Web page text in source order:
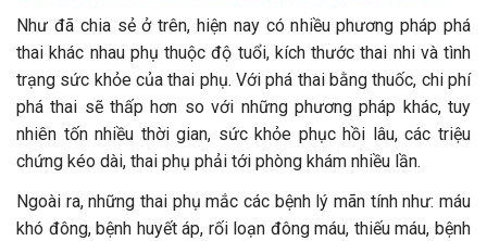
Như đã chia sẻ ở trên, hiện nay có nhiều phương pháp phá
thai khác nhau phụ thuộc độ tuổi, kích thước thai nhi và tình
trạng sức khỏe của thai phụ. Với phá thai bằng thuốc, chi phí
phá thai sẽ thấp hơn so với những phương pháp khác, tuy
nhiên tốn nhiều thời gian, sức khỏe phục hồi lâu, các triệu
chứng kéo dài, thai phụ phải tới phòng khám nhiều lần.
Ngoài ra, những thai phụ mắc các bệnh lý mãn tính như: máu
khó đông, bệnh huyết áp, rối loạn đông máu, thiếu máu, bệnh